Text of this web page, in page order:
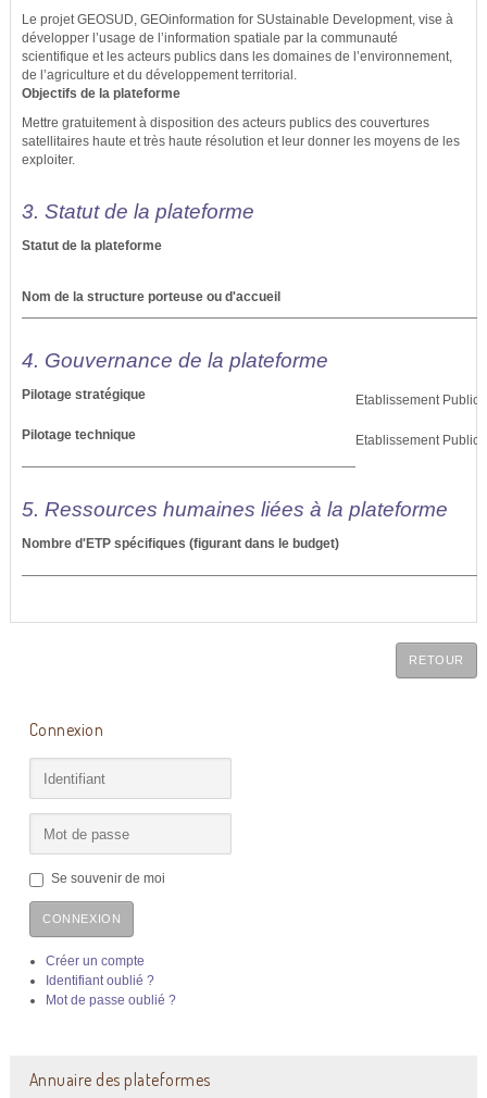
Le projet GEOSUD, GEOinformation for SUstainable Development, vise à
développer l’usage de l’information spatiale par la communauté
scientifique et les acteurs publics dans les domaines de l’environnement,
de l’agriculture et du développement territorial.
Objectifs de la plateforme
Mettre gratuitement à disposition des acteurs publics des couvertures
satellitaires haute et très haute résolution et leur donner les moyens de les
exploiter.
3. Statut de la plateforme
Statut de la plateforme
Nom de la structure porteuse ou d'accueil
4. Gouvernance de la plateforme
Pilotage stratégique Etablissement
Pilotage technique Etablissement
5. Ressources humaines liées à la plateforme
Nombre d'ETP spécifiques (figurant dans le budget)
RETOUR
Connexion
Se souvenir de moi
CONNEXION
Créer un compte
Identifiant oublié ?
Mot de passe oublié ?
Annuaire des plateformes